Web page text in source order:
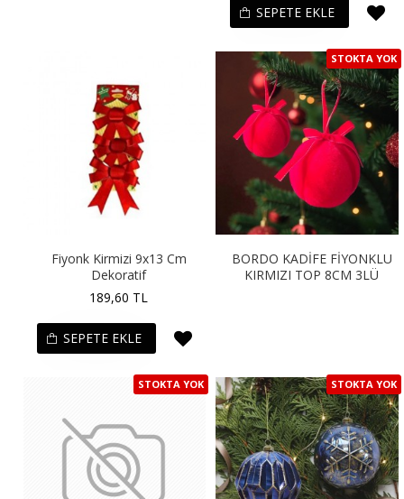
SEPETE EKLE
Fiyonk Kirmizi 9x13 Cm
Dekoratif
189,60 TL
SEPETE EKLE
STOKTA YOK
BORDO KADİFE FİYONKLU
KIRMIZI TOP 8CM 3LÜ
STOKTA YOK STOKTA YOK